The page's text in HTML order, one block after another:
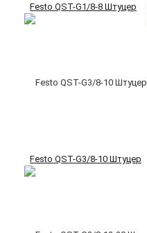
Festo QST-G1/8-8 Штуцер
Festo QST-G3/8-10 Штуцер